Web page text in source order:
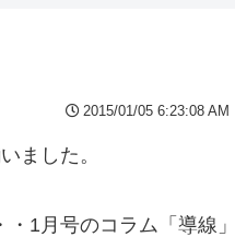
2015/01/05 6:23:08 AM
ました。
1月号のコラム「導線」